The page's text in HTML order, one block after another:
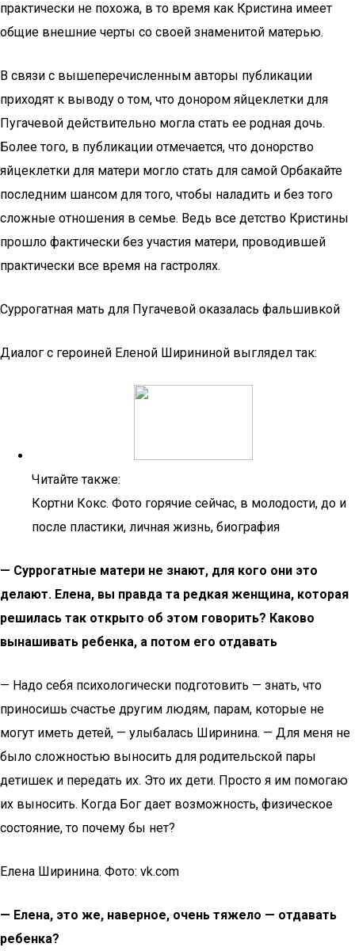
практически не похожа, в то время как Кристина имеет
общие внешние черты со своей знаменитой матерью.
В связи с вышеперечисленным авторы публикации
приходят к выводу о том, что донором яйцеклетки для
Пугачевой действительно могла стать ее родная дочь.
Более того, в публикации отмечается, что донорство
яйцеклетки для матери могло стать для самой Орбакайте
последним шансом для того, чтобы наладить и без того
сложные отношения в семье. Ведь все детство Кристины
прошло фактически без участия матери, проводившей
практически все время на гастролях.
Суррогатная мать для Пугачевой оказалась фальшивкой
Диалог с героиней Еленой Ширининой выглядел так:
Читайте также:
Кортни Кокс. Фото горячие сейчас, в молодости, до и
после пластики, личная жизнь, биография
— Суррогатные матери не знают, для кого они это
делают. Елена, вы правда та редкая женщина, которая
решилась так открыто об этом говорить? Каково
вынашивать ребенка, а потом его отдавать
— Надо себя психологически подготовить — знать, что
приносишь счастье другим людям, парам, которые не
могут иметь детей, — улыбалась Ширинина. — Для меня не
было сложностью выносить для родительской пары
детишек и передать их. Это их дети. Просто я им помогаю
их выносить. Когда Бог дает возможность, физическое
состояние, то почему бы нет?
Елена Ширинина. Фото: vk.com
— Елена, это же, наверное, очень тяжело — отдавать
ребенка?